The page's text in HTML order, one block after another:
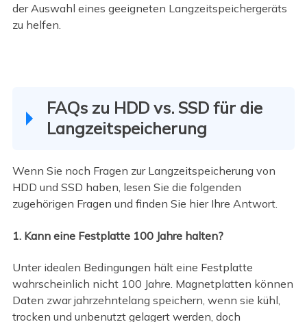
der Auswahl eines geeigneten Langzeitspeichergeräts
zu helfen.
FAQs zu HDD vs. SSD für die
Langzeitspeicherung
Wenn Sie noch Fragen zur Langzeitspeicherung von
HDD und SSD haben, lesen Sie die folgenden
zugehörigen Fragen und finden Sie hier Ihre Antwort.
1. Kann eine Festplatte 100 Jahre halten?
Unter idealen Bedingungen hält eine Festplatte
wahrscheinlich nicht 100 Jahre. Magnetplatten können
Daten zwar jahrzehntelang speichern, wenn sie kühl,
trocken und unbenutzt gelagert werden, doch